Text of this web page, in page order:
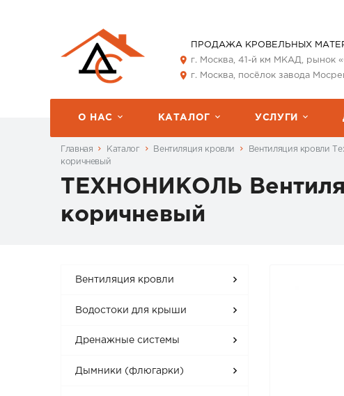
ПРОДАЖА КРОВЕЛЬНЫХ
г. Москва, 41-й км МКАД, рынок
г. Москва, посёлок завода
О НАС КАТАЛОГ УСЛУГИ
Главная Каталог Вентиляция кровли Вентиляция кровли
коричневый
ТЕХНОНИКОЛЬ
коричневый
Вентиляция кровли
Водостоки для крыши
Дренажные системы
Дымники (флюгарки)